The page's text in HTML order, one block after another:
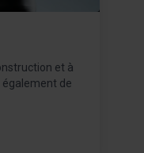
et à
également de